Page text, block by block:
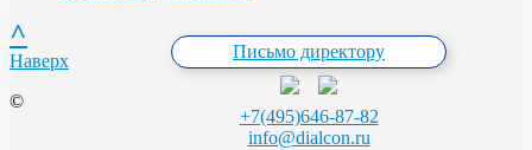
Письмо директору
+7(495)646-87-82
info@dialcon.ru
^
Наверх
©